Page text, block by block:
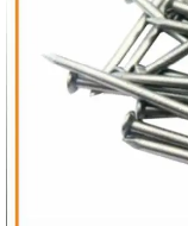
My Account